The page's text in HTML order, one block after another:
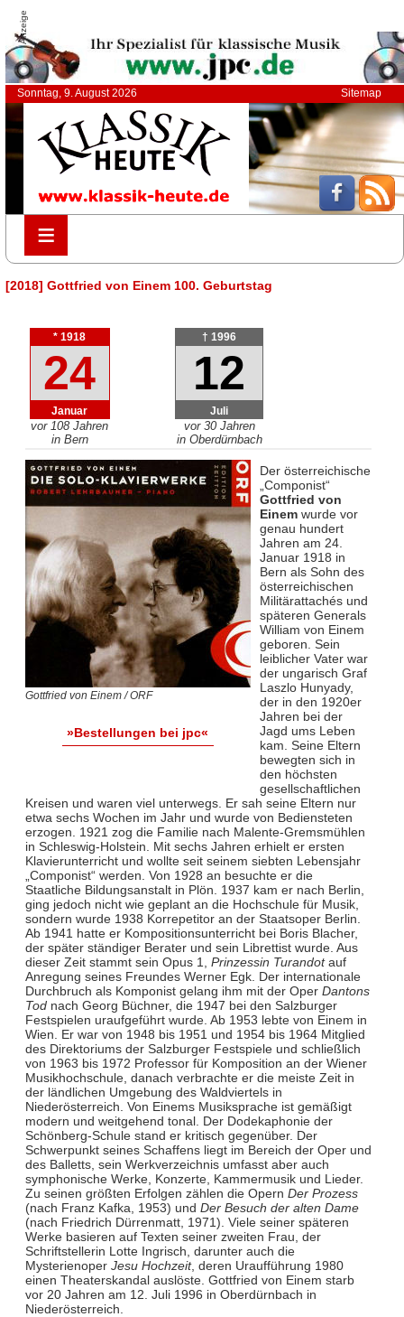
Anzeige
Sonntag, 9. August 2026 Sitemap
≡
≡
[2018] Gottfried von Einem 100. Geburtstag
* 1918
24
Januar
vor 108 Jahren
in Bern
† 1996
12
Juli
vor 30 Jahren
in Oberdürnbach
Gottfried von Einem / ORF
»Bestellungen bei jpc«
Der österreichische
„Componist“
Gottfried von
Einemwurde vor
genau hundert
Jahren am 24.
Januar 1918 in
Bern als Sohn des
österreichischen
Militärattachés und
späteren Generals
William von Einem
geboren. Sein
leiblicher Vater war
der ungarisch Graf
Laszlo Hunyady,
der in den 1920er
Jahren bei der
Jagd ums Leben
kam. Seine Eltern
bewegten sich in
den höchsten
gesellschaftlichen
Kreisen und waren viel unterwegs. Er sah seine Eltern nur
etwa sechs Wochen im Jahr und wurde von Bediensteten
erzogen. 1921 zog die Familie nach Malente-Gremsmühlen
in Schleswig-Holstein. Mit sechs Jahren erhielt er ersten
Klavierunterricht und wollte seit seinem siebten Lebensjahr
„Componist“ werden. Von 1928 an besuchte er die
Staatliche Bildungsanstalt in Plön. 1937 kam er nach Berlin,
ging jedoch nicht wie geplant an die Hochschule für Musik,
sondern wurde 1938 Korrepetitor an der Staatsoper Berlin.
Ab 1941 hatte er Kompositionsunterricht bei Boris Blacher,
der später ständiger Berater und sein Librettist wurde. Aus
dieser Zeit stammt sein Opus 1, Prinzessin Turandotauf
Anregung seines Freundes Werner Egk. Der internationale
Durchbruch als Komponist gelang ihm mit der Oper Dantons
Todnach Georg Büchner, die 1947 bei den Salzburger
Festspielen uraufgeführt wurde. Ab 1953 lebte von Einem in
Wien. Er war von 1948 bis 1951 und 1954 bis 1964 Mitglied
des Direktoriums der Salzburger Festspiele und schließlich
von 1963 bis 1972 Professor für Komposition an der Wiener
Musikhochschule, danach verbrachte er die meiste Zeit in
der ländlichen Umgebung des Waldviertels in
Niederösterreich. Von Einems Musiksprache ist gemäßigt
modern und weitgehend tonal. Der Dodekaphonie der
Schönberg-Schule stand er kritisch gegenüber. Der
Schwerpunkt seines Schaffens liegt im Bereich der Oper und
des Balletts, sein Werkverzeichnis umfasst aber auch
symphonische Werke, Konzerte, Kammermusik und Lieder.
Zu seinen größten Erfolgen zählen die Opern Der Prozess
(nach Franz Kafka, 1953) und Der Besuch der alten Dame
(nach Friedrich Dürrenmatt, 1971). Viele seiner späteren
Werke basieren auf Texten seiner zweiten Frau, der
Schriftstellerin Lotte Ingrisch, darunter auch die
Mysterienoper Jesu Hochzeit, deren Uraufführung 1980
einen Theaterskandal auslöste. Gottfried von Einem starb
vor 20 Jahren am 12. Juli 1996 in Oberdürnbach in
Niederösterreich.